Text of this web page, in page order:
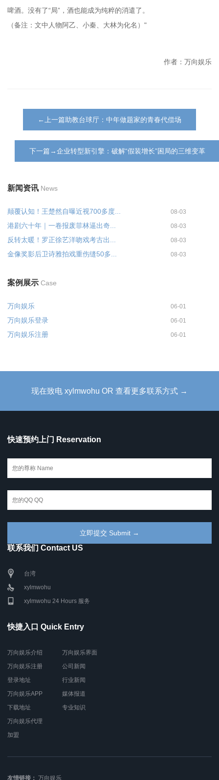
啤酒。没有了“局”，酒也能成为纯粹的消遣了。
（备注：文中人物阿乙、小秦、大林为化名）"
作者：万向娱乐
←上一篇助教台球厅：中年做题家的青春代偿场
下一篇→企业转型新引擎：破解“假装增长”困局的三维变革
新闻资讯 News
颠覆认知！王楚然自曝近视700多度... 08-03
港剧六十年｜一卷报废菲林逼出奇... 08-03
反转太暖！罗正徐艺洋吻戏考古出... 08-03
金像奖影后卫诗雅拍戏重伤缝50多... 08-03
案例展示 Case
万向娱乐 06-01
万向娱乐登录 06-01
万向娱乐注册 06-01
现在致电 xylmwohu OR 查看更多联系方式 →
快速预约上门 Reservation
联系我们 Contact US
台湾
xylmwohu
xylmwohu 24 Hours 服务
快捷入口 Quick Entry
万向娱乐介绍
万向娱乐注册
登录地址
万向娱乐APP
下载地址
万向娱乐代理
加盟
万向娱乐界面
公司新闻
行业新闻
媒体报道
专业知识
友情链接： 万向娱乐